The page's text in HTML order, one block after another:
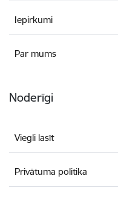
Iepirkumi
Par mums
Noderīgi
Viegli lasīt
Privātuma politika